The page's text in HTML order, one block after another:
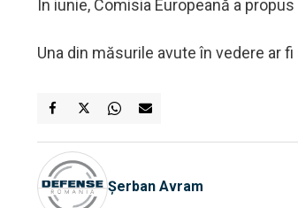
În iunie, Comisia Europeană a
Una din măsurile avute în vedere ar
Șerban Avram